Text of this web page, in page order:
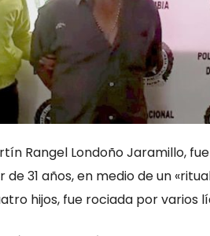
Rangel Londoño Jaramillo,
31 años, en medio de un
hijos, fue rociada por varios